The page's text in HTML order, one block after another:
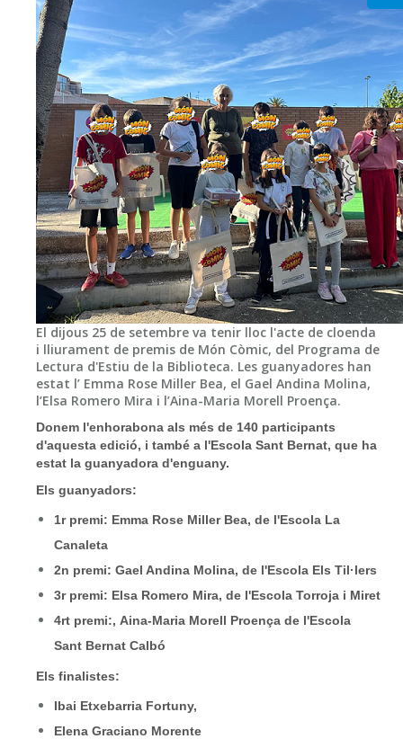
El dijous 25 de setembre va tenir lloc l'acte de cloenda
i lliurament de premis de Món Còmic, del Programa de
Lectura d'Estiu de la Biblioteca. Les guanyadores han
estat l’ Emma Rose Miller Bea, el Gael Andina Molina,
l’Elsa Romero Mira i l’Aina-Maria Morell Proença.
Donem l'enhorabona als més de 140 participants
d'aquesta edició, i també a l'Escola Sant Bernat, que ha
estat la guanyadora d'enguany.
Els guanyadors:
1r premi: Emma Rose Miller Bea, de l'Escola La
Canaleta
2n premi: Gael Andina Molina, de l'Escola Els Til·lers
3r premi: Elsa Romero Mira, de l'Escola Torroja i Miret
4rt premi:, Aina-Maria Morell Proença de l'Escola
Sant Bernat Calbó
Els finalistes:
Ibai Etxebarria Fortuny,
Elena Graciano Morente